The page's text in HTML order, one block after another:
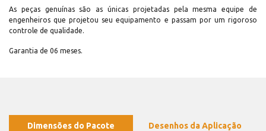
As peças genuínas são as únicas projetadas pela mesma equipe de
engenheiros que projetou seu equipamento e passam por um rigoroso
controle de qualidade.
Garantia de 06 meses.
Dimensões do Pacote Desenhos da Aplicação